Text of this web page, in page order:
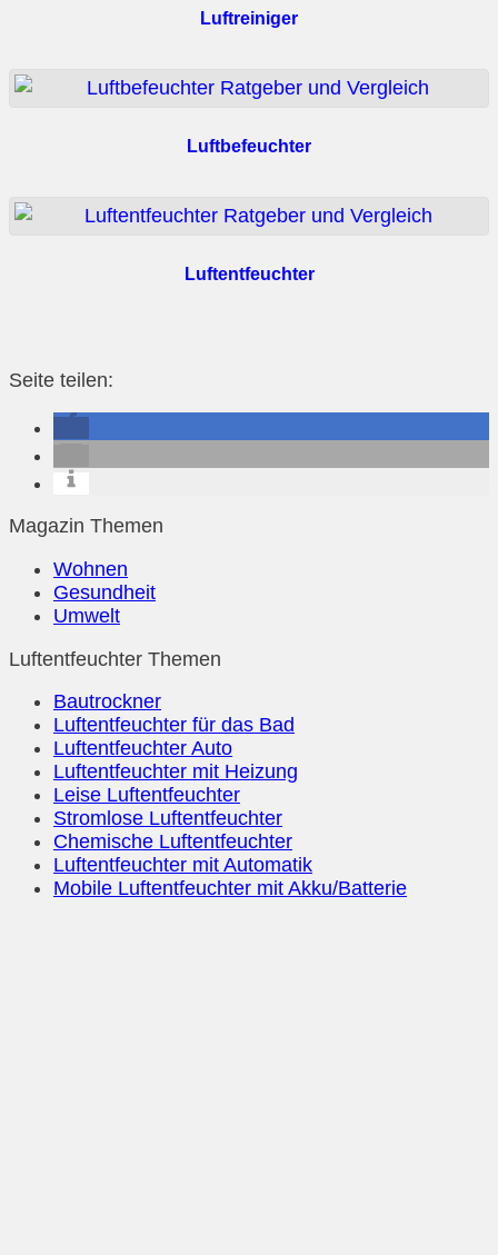
Luftreiniger
Luftbefeuchter
Luftentfeuchter
Seite teilen:
Magazin Themen
Wohnen
Gesundheit
Umwelt
Luftentfeuchter Themen
Bautrockner
Luftentfeuchter für das Bad
Luftentfeuchter Auto
Luftentfeuchter mit Heizung
Leise Luftentfeuchter
Stromlose Luftentfeuchter
Chemische Luftentfeuchter
Luftentfeuchter mit Automatik
Mobile Luftentfeuchter mit Akku/Batterie